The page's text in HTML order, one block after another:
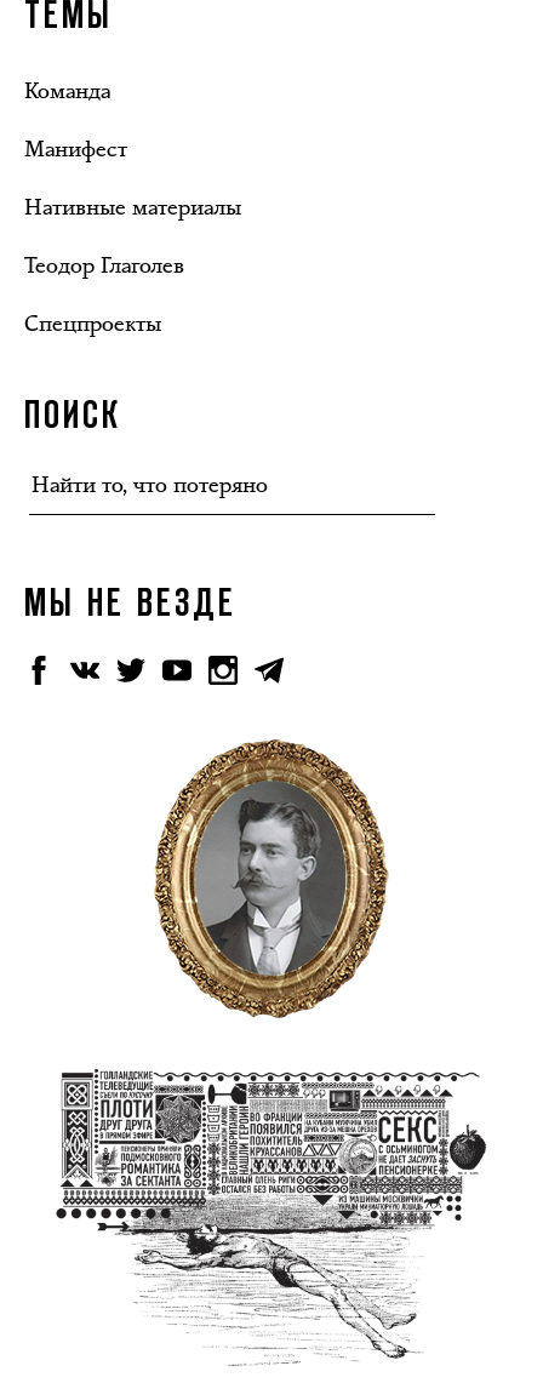
ТЕМЫ
Команда
Манифест
Нативные материалы
Теодор Глаголев
Спецпроекты
ПОИСК
МЫ НЕ ВЕЗДЕ